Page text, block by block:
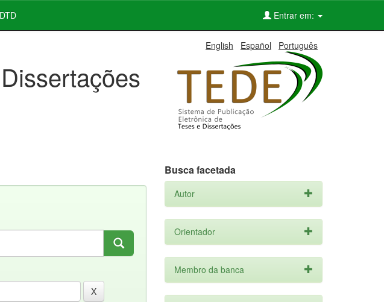
Entrar em:
English Español Português
Busca facetada
Autor
Orientador
Membro da banca